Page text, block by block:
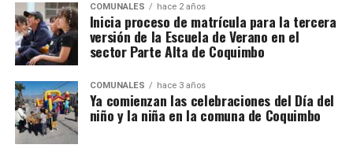
COMUNALES hace 2 años
Inicia proceso de matrícula para la tercera
versión de la Escuela de Verano en el
sector Parte Alta de Coquimbo
COMUNALES hace 3 años
Ya comienzan las celebraciones del Día del
niño y la niña en la comuna de Coquimbo